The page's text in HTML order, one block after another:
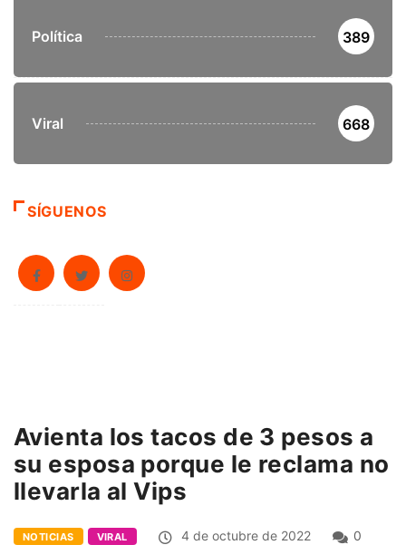
Política 389
Viral 668
SÍGUENOS
Avienta los tacos de 3 pesos a
su esposa porque le reclama no
llevarla al Vips
NOTICIAS VIRAL 4 de octubre de 2022
0